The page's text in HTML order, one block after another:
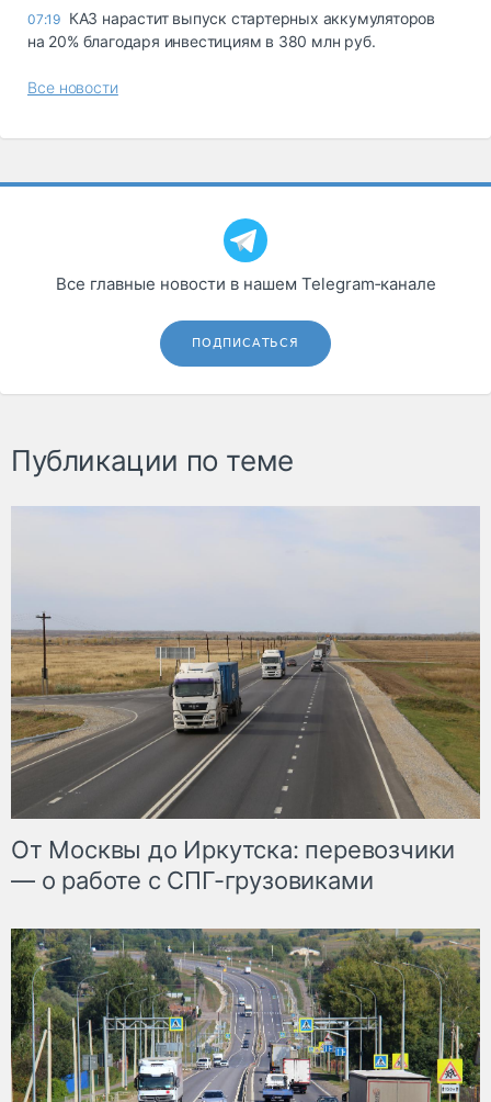
07:19 КАЗ нарастит выпуск стартерных аккумуляторов
на 20% благодаря инвестициям в 380 млн руб.
Все новости
Все главные новости в нашем Telegram‑канале
ПОДПИСАТЬСЯ
Публикации по теме
От Москвы до Иркутска: перевозчики
— о работе с СПГ-грузовиками